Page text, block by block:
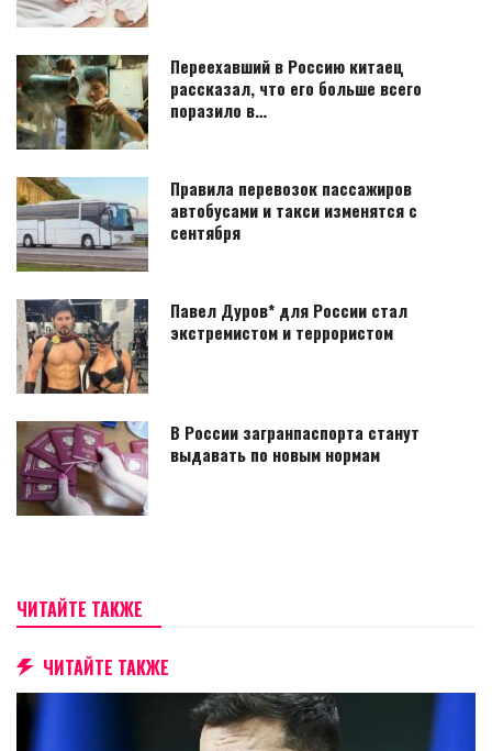
Переехавший в Россию китаец
рассказал, что его больше всего
поразило в…
Правила перевозок пассажиров
автобусами и такси изменятся с
сентября
Павел Дуров* для России стал
экстремистом и террористом
В России загранпаспорта станут
выдавать по новым нормам
ЧИТАЙТЕ ТАКЖЕ
ЧИТАЙТЕ ТАКЖЕ